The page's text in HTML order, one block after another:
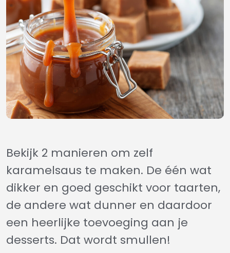
Bekijk 2 manieren om zelf
karamelsaus te maken. De één wat
dikker en goed geschikt voor taarten,
de andere wat dunner en daardoor
een heerlijke toevoeging aan je
desserts. Dat wordt smullen!